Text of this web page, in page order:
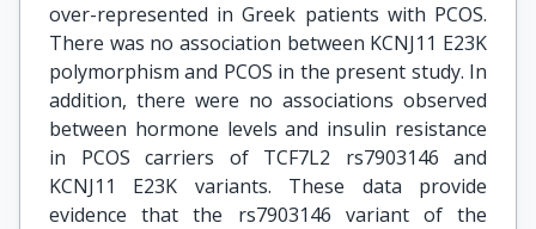
over-represented in Greek patients with PCOS.
There was no association between KCNJ11 E23K
polymorphism and PCOS in the present study. In
addition, there were no associations observed
between hormone levels and insulin resistance
in PCOS carriers of TCF7L2 rs7903146 and
KCNJ11 E23K variants. These data provide
evidence that the rs7903146 variant of the